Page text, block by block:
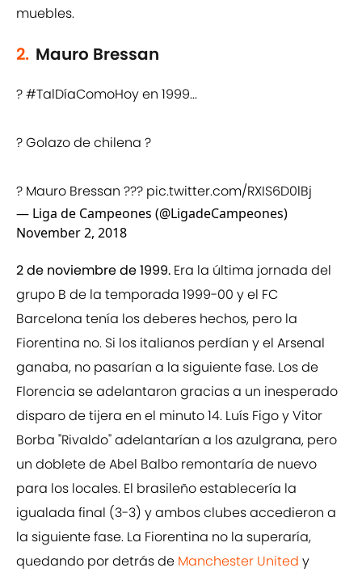
muebles.
2. Mauro Bressan
?#TalDíaComoHoyen 1999...
? Golazo de chilena ?
? Mauro Bressan ??? pic.twitter.com/RXIS6D0lBj
— Liga de Campeones (@LigadeCampeones)
November 2, 2018
2 de noviembre de 1999. Era la última jornada del
grupo B de la temporada 1999-00 y el FC
Barcelona tenía los deberes hechos, pero la
Fiorentina no. Si los italianos perdían y el Arsenal
ganaba, no pasarían a la siguiente fase. Los de
Florencia se adelantaron gracias a un inesperado
disparo de tijera en el minuto 14. Luís Figo y Vitor
Borba "Rivaldo" adelantarían a los azulgrana, pero
un doblete de Abel Balbo remontaría de nuevo
para los locales. El brasileño establecería la
igualada final (3-3) y ambos clubes accedieron a
la siguiente fase. La Fiorentina no la superaría,
quedando por detrás de Manchester United y